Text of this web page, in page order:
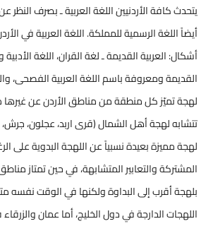
يتحدث كافة الأردنيين اللغة العربية ـ بصرف
أيضاً اللغة الرسمية للمملكة. اللغة العربية في
أشكال: العربية القديمة ـ لغة القران، اللغة
القديمة ومعروفة باسم اللغة العربية الفصحى،
لهجة تميّز كل منطقة من مناطق الأردن عن غيرها
تتشابه لهجة أهل الشمال (قرى اربد، عجلون،
لهجة مميزة بعيدة نسبياً عن اللهجة البدوية على
المشتركة والتعابير المتشابهة، في حين تمتاز
بلهجة أقرب إلى البداوة ولكنها في الوقت نفسه
اللهجات الدارجة في دول الخليج، أما عمان